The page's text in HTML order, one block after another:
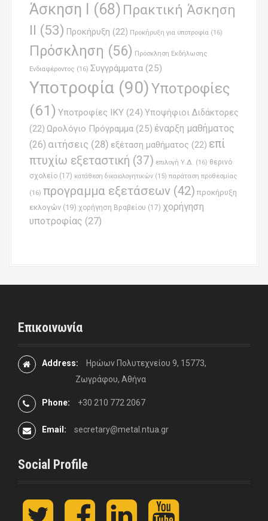
Άσκηση Ι
(68) Πρακτική Άσκηση
ΙΙ (53) Προκήρυξη (22) Προκήρυξη για υποτροφία (16)
Πρόσκληση (56) Πρόσκληση Εκδήλωσης
Ενδιαφέροντος (16) Συγγράμματα (25)
Υποτροφία (90)Υποτροφίες
(61) Υποτροφίες ΙΚΥ (24) Υποψήφιοι Διδάκτορες
(22) Ωρολόγιο Πρόγραμμα (25) έναρξη μαθήματος
(26) αιτήσεις (28) εξέταση μαθήματος (22) επί
πτυχίω εξεταστική (37) επιλογή Υ.Δ. (16) θερινό
σχολείο (17) κατάθεση δικαιολογητικών (15) παράταση προθεσμίας
(16) προγραμμα εξετάσεων (42) προκήρυξη
εκλογών (19) χορήγηση Βραβείου (17) χορήγηση
υποτροφίας (27)
Επικοινωνία
Address:
Ηρώων Πολυτεχνείου 9, 15773,
Ζωγράφου, Αθήνα
Phone: +30 210 772 2067
Email: secretary@metal.ntua.gr
Social Profile
t
F
L
y